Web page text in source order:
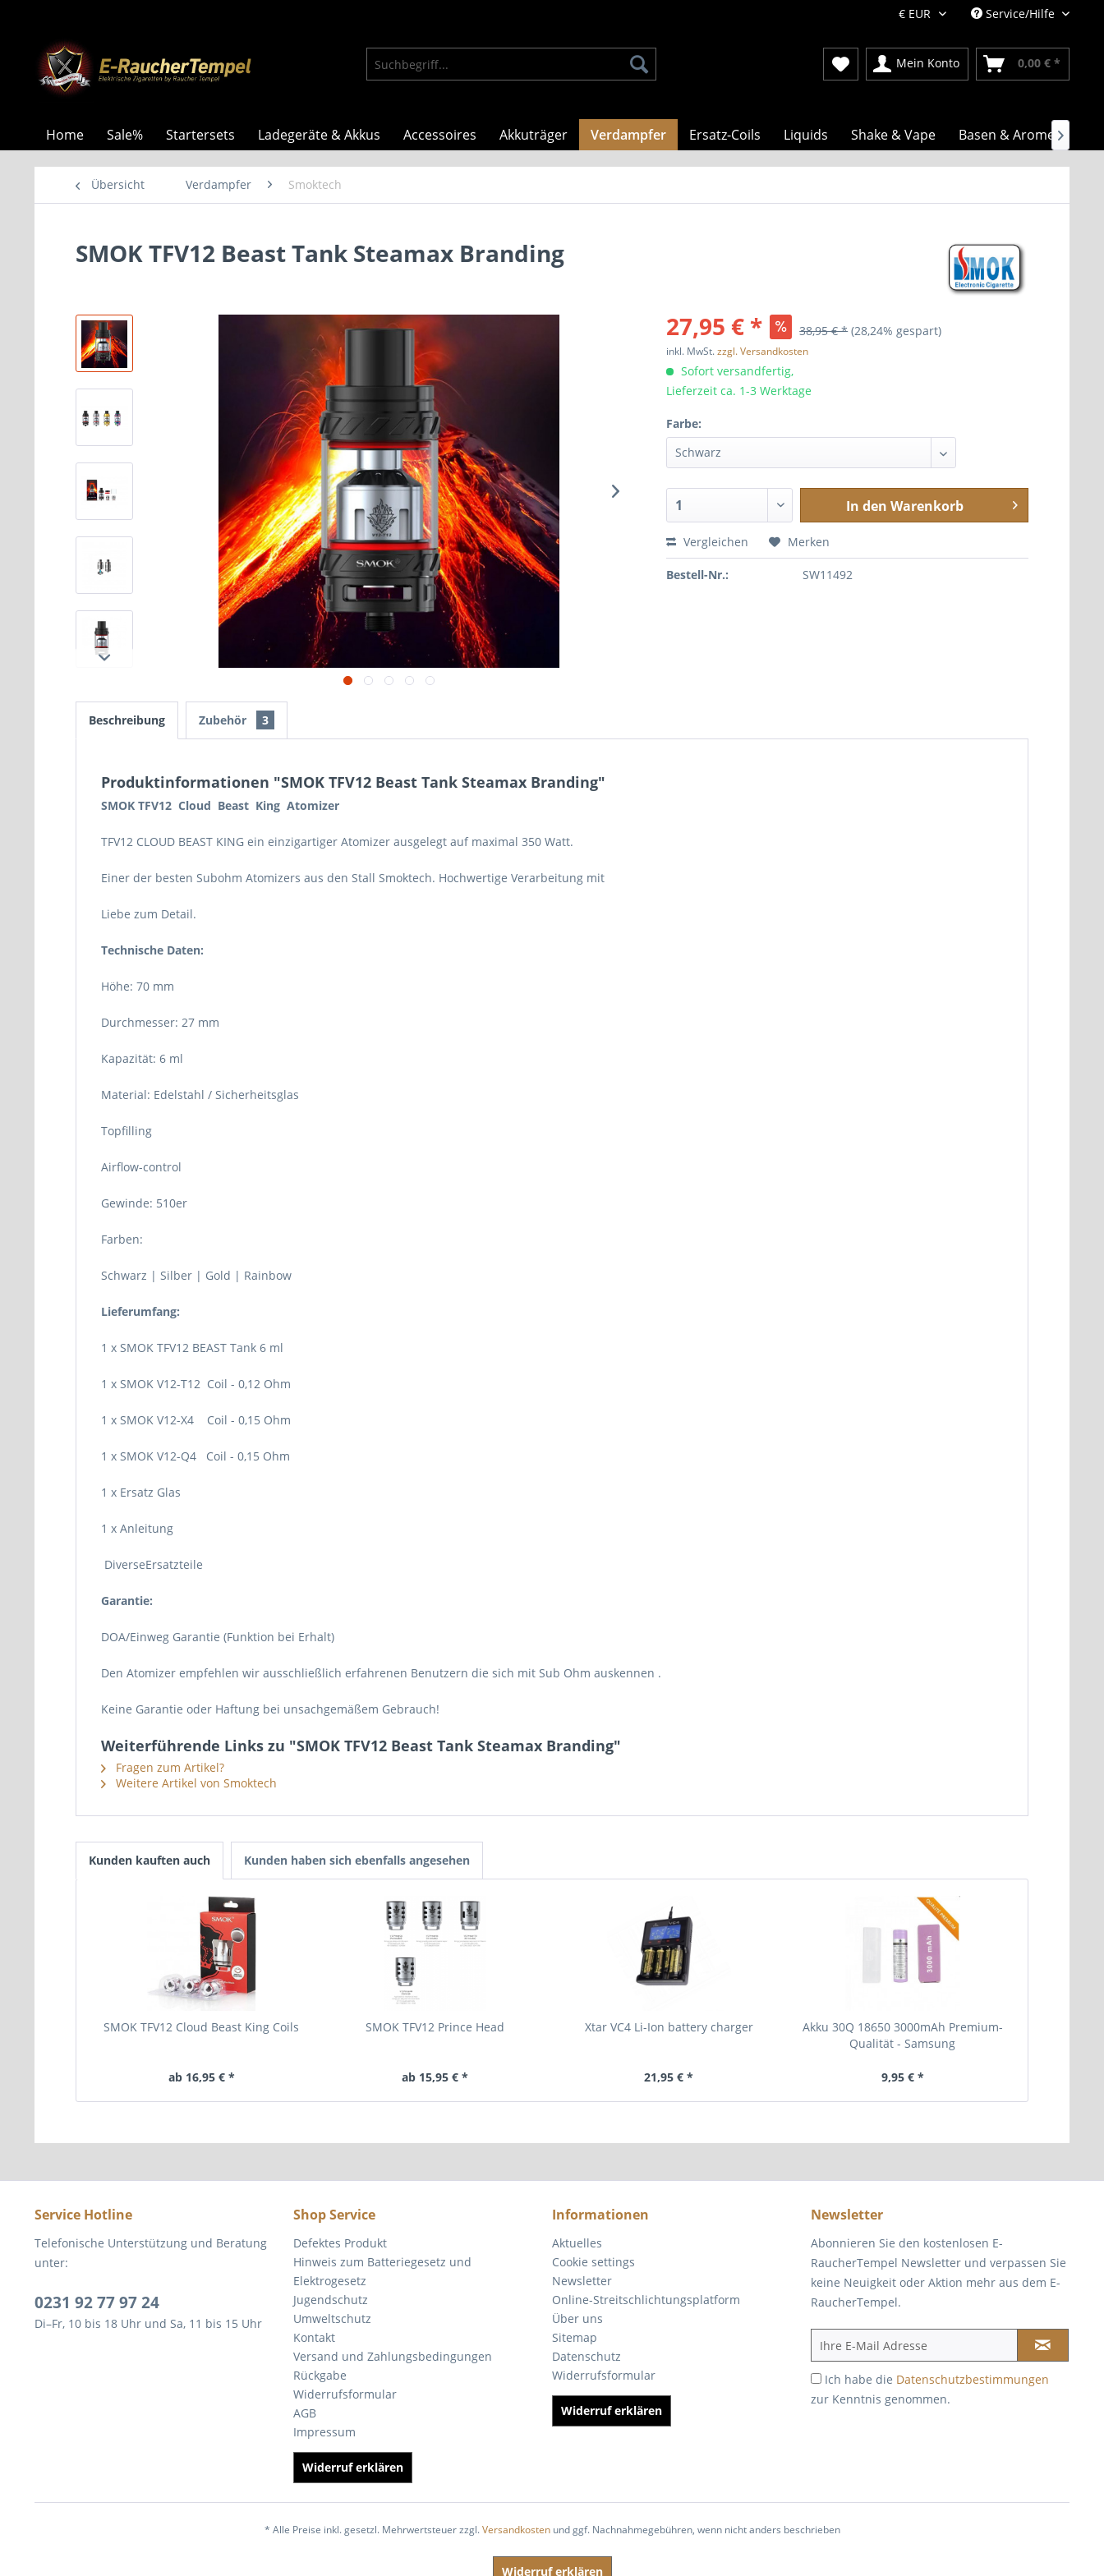
Service/Hilfe
Mein Konto 0,00 € *
Home Sale% Startersets Ladegeräte & Akkus Accessoires Akkuträger Verdampfer Ersatz-Coils Liquids Shake & Vape Basen & Aromen

Übersicht Verdampfer Smoktech
SMOK TFV12 Beast Tank Steamax Branding
27,95 € * 38,95 € * (28,24% gespart)
inkl. MwSt.zzgl. Versandkosten
Sofort versandfertig,
Lieferzeit ca. 1-3 Werktage
Farbe:
In den Warenkorb
Vergleichen Merken
Bestell-Nr.: SW11492
Beschreibung Zubehör 3
Produktinformationen "SMOK TFV12 Beast Tank Steamax Branding"
SMOK TFV12 Cloud Beast King Atomizer
TFV12 CLOUD BEAST KING ein einzigartiger Atomizer ausgelegt auf maximal 350 Watt.
Einer der besten Subohm Atomizers aus den Stall Smoktech. Hochwertige Verarbeitung mit
Liebe zum Detail.
Technische Daten:
Höhe: 70 mm
Durchmesser: 27 mm
Kapazität: 6 ml
Material: Edelstahl / Sicherheitsglas
Topfilling
Airflow-control
Gewinde: 510er
Farben:
Schwarz | Silber | Gold | Rainbow
Lieferumfang:
1 x SMOK TFV12 BEAST Tank 6 ml
1 x SMOK V12-T12 Coil - 0,12 Ohm
1 x SMOK V12-X4 Coil - 0,15 Ohm
1 x SMOK V12-Q4 Coil - 0,15 Ohm
1 x Ersatz Glas
1 x Anleitung
DiverseErsatzteile
Garantie:
DOA/Einweg Garantie (Funktion bei Erhalt)
Den Atomizer empfehlen wir ausschließlich erfahrenen Benutzern die sich mit Sub Ohm auskennen .
Keine Garantie oder Haftung bei unsachgemäßem Gebrauch!
Weiterführende Links zu "SMOK TFV12 Beast Tank Steamax Branding"
Fragen zum Artikel?
Weitere Artikel von Smoktech
Kunden kauften auch Kunden haben sich ebenfalls angesehen
SMOK TFV12 Cloud Beast King Coils
ab 16,95 € *
SMOK TFV12 Prince Head
ab 15,95 € *
Xtar VC4 Li-Ion battery charger
21,95 € *
Akku 30Q 18650 3000mAh Premium-
Qualität - Samsung
9,95 € *
Service Hotline
Telefonische Unterstützung und Beratung
unter:
0231 92 77 97 24
Di–Fr, 10 bis 18 Uhr und Sa, 11 bis 15 Uhr
Shop Service
Defektes Produkt
Hinweis zum Batteriegesetz und
Elektrogesetz
Jugendschutz
Umweltschutz
Kontakt
Versand und Zahlungsbedingungen
Rückgabe
Widerrufsformular
AGB
Impressum
Widerruf erklären
Informationen
Aktuelles
Cookie settings
Newsletter
Online-Streitschlichtungsplatform
Über uns
Sitemap
Datenschutz
Widerrufsformular
Widerruf erklären
Newsletter
Abonnieren Sie den kostenlosen E-
RaucherTempel Newsletter und verpassen Sie
keine Neuigkeit oder Aktion mehr aus dem E-
RaucherTempel.
Ich habe die Datenschutzbestimmungen
zur Kenntnis genommen.
* Alle Preise inkl. gesetzl. Mehrwertsteuer zzgl.Versandkostenund ggf. Nachnahmegebühren, wenn nicht anders beschrieben
Widerruf erklären